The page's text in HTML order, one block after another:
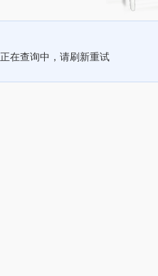
正在查询中，请刷新重试